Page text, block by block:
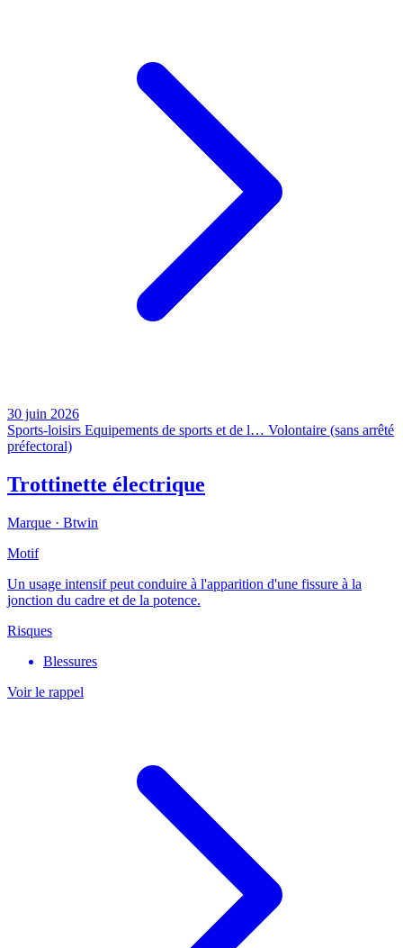
30 juin 2026
Sports-loisirs Equipements de sports et de l… Volontaire (sans arrêté
préfectoral)
Trottinette électrique
Marque · Btwin
Motif
Un usage intensif peut conduire à l'apparition d'une fissure à la
jonction du cadre et de la potence.
Risques
Blessures
Voir le rappel